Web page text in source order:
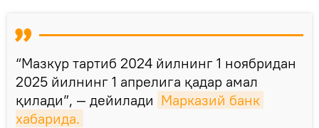
“Мазкур тартиб 2024 йилнинг 1 ноябридан
2025 йилнинг 1 апрелига қадар амал
қилади”, — дейилади Марказий банк
хабарида.